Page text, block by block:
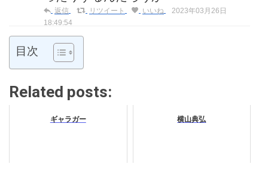
返信 リツイート いいね
2023年03月26日
18:49:54
目次
Related posts:
ギャラガー 横山典弘